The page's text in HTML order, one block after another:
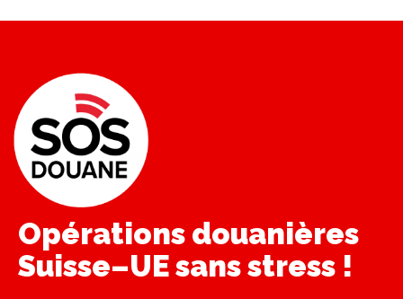
Opérations douanières
Suisse–UE sans stress !